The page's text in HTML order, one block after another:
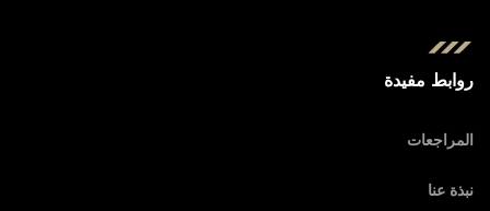
روابط مفيدة
المراجعات
نبذة عنا